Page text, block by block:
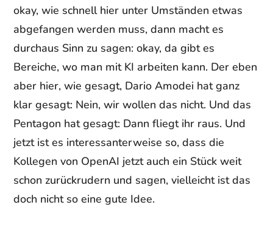
okay, wie schnell hier unter Umständen etwas
abgefangen werden muss, dann macht es
durchaus Sinn zu sagen: okay, da gibt es
Bereiche, wo man mit KI arbeiten kann. Der eben
aber hier, wie gesagt, Dario Amodei hat ganz
klar gesagt: Nein, wir wollen das nicht. Und das
Pentagon hat gesagt: Dann fliegt ihr raus. Und
jetzt ist es interessanterweise so, dass die
Kollegen von OpenAI jetzt auch ein Stück weit
schon zurückrudern und sagen, vielleicht ist das
doch nicht so eine gute Idee.